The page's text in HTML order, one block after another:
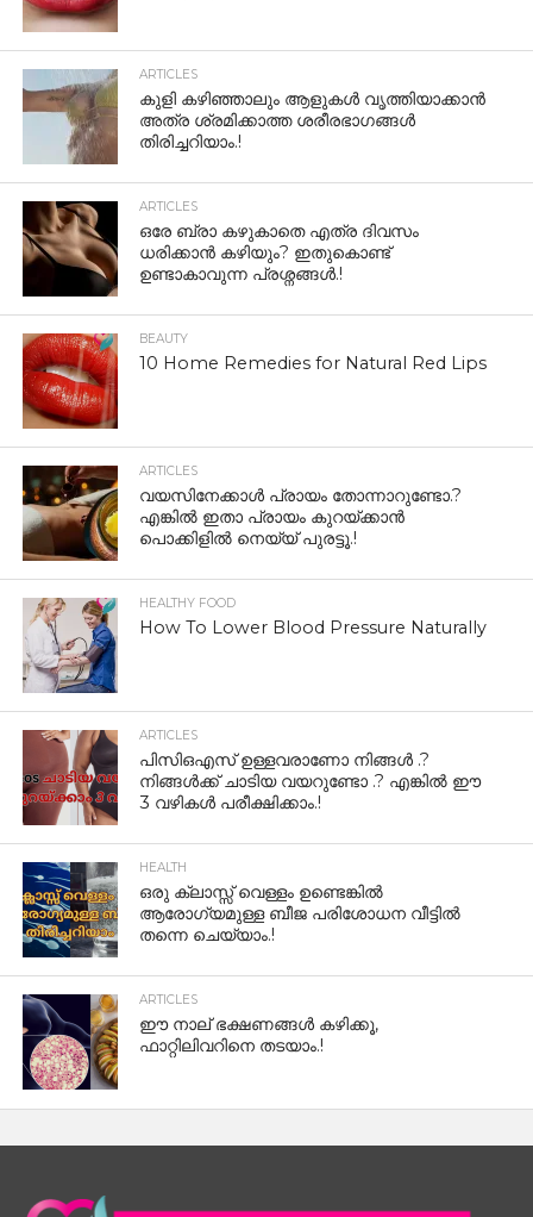
ARTICLES
കുളി കഴിഞ്ഞാലും ആളുകള്‍ വൃത്തിയാക്കാന്‍
അത്ര ശ്രമിക്കാത്ത ശരീരഭാഗങ്ങള്‍
തിരിച്ചറിയാം.!
ARTICLES
ഒരേ ബ്രാ കഴുകാതെ എത്ര ദിവസം
ധരിക്കാൻ കഴിയും? ഇതുകൊണ്ട്
ഉണ്ടാകാവുന്ന പ്രശ്നങ്ങൾ.!
BEAUTY
10 Home Remedies for Natural Red Lips
ARTICLES
വയസിനേക്കാൾ പ്രായം തോന്നാറുണ്ടോ.?
എങ്കിൽ ഇതാ പ്രായം കുറയ്ക്കാന്‍
പൊക്കിളില്‍ നെയ്യ് പുരട്ടൂ.!
HEALTHY FOOD
How To Lower Blood Pressure Naturally
ARTICLES
പിസിഒഎസ് ഉള്ളവരാണോ നിങ്ങൾ .?
നിങ്ങൾക്ക് ചാടിയ വയറുണ്ടോ .? എങ്കിൽ ഈ
3 വഴികൾ പരീക്ഷിക്കാം.!
HEALTH
ഒരു ക്ലാസ്സ് വെള്ളം ഉണ്ടെങ്കിൽ
ആരോഗ്യമുള്ള ബീജ പരിശോധന വീട്ടിൽ
തന്നെ ചെയ്യാം.!
ARTICLES
ഈ നാല് ഭക്ഷണങ്ങൾ കഴിക്കൂ,
ഫാറ്റിലിവറിനെ തടയാം.!